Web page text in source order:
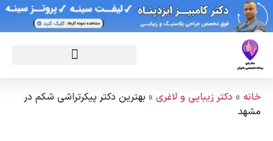
خانه » دکتر زیبایی و لاغری » بهترین دکتر پیکرتراشی شکم در
مشهد